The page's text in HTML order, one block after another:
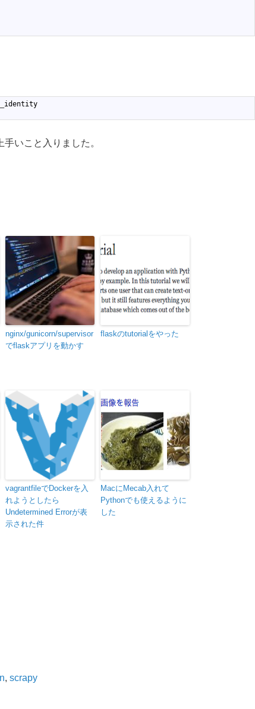
identity
いこと入りました。
nginx/gunicorn/supervisor
でflaskアプリを動かす
flaskのtutorialをやった
vagrantfileでDockerを入
れようとしたら
Undetermined Errorが表
示された件
MacにMecab入れて
Pythonでも使えるように
した
, scrapy